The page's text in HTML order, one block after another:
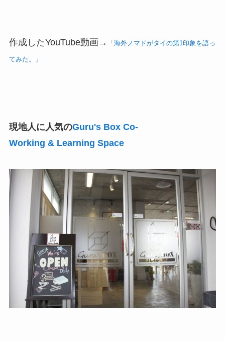
作成したYouTube動画→ 「海外ノマドがタイの第1印象を語っ
てみた。」
現地人に人気のGuru's Box Co-
Working & Learning Space